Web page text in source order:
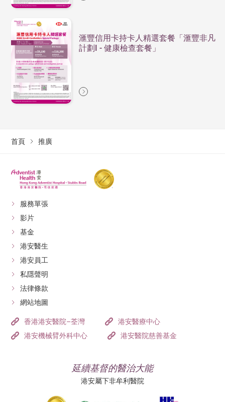
滙豐信用卡持卡人精選套餐「滙豐非凡
計劃I - 健康檢查套餐」
首頁 推廣
服務單張
影片
基金
港安醫生
港安員工
私隱聲明
法律條款
網站地圖
香港港安醫院–荃灣
港安醫療中心
港安機械臂外科中心
港安醫院慈善基金
延續基督的醫治大能
港安屬下非牟利醫院